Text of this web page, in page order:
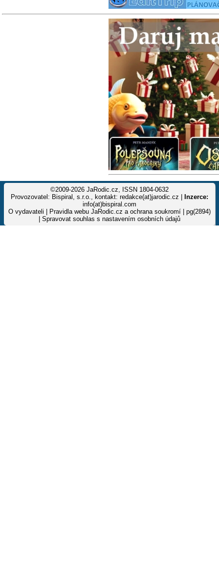
©2009-2026 JaRodic.cz, ISSN 1804-0632
Provozovatel: Bispiral, s.r.o., kontakt: redakce(at)jarodic.cz |
Inzerce:
info(at)bispiral.com
O vydavateli
Pravidla webu JaRodic.cz a ochrana soukromí | pg(2894)
Spravovat souhlas s nastavením osobních údajů